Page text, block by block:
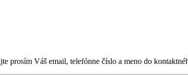
prosím Váš email, telefónne číslo a meno do